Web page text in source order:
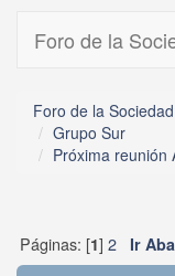
Foro de la
Foro de la
Grupo Sur
Próxima reunión
Páginas: [1] 2 Ir